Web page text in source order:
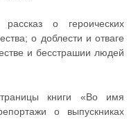
о героических
о доблести и отваге
и бесстрашии людей
книги «Во имя
о выпускниках